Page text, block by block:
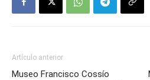
Artículo anterior
Museo Francisco Cossío